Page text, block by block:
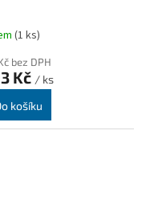
(1 ks)
bez DPH
Kč / ks
košíku